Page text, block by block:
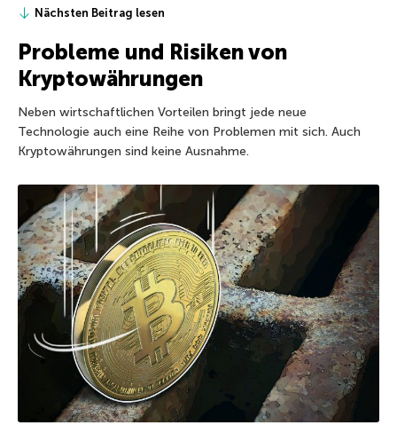
Nächsten Beitrag lesen
Probleme und Risiken von
Kryptowährungen
Neben wirtschaftlichen Vorteilen bringt jede neue
Technologie auch eine Reihe von Problemen mit sich. Auch
Kryptowährungen sind keine Ausnahme.